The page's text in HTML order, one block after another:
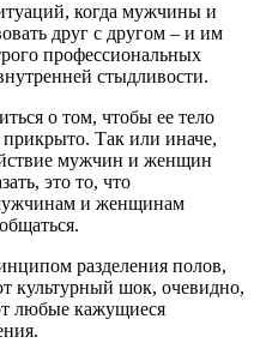
когда мужчины и
друг с другом – и им
профессиональных
стыдливости.
о том, чтобы ее тело
Так или иначе,
мужчин и женщин
это то, что
и женщинам
разделения полов,
культурный шок, очевидно,
любые кажущиеся